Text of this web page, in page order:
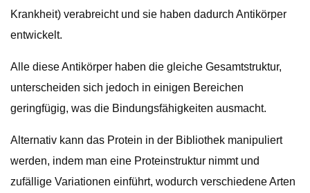
Krankheit) verabreicht und sie haben dadurch Antikörper
entwickelt.
Alle diese Antikörper haben die gleiche Gesamtstruktur,
unterscheiden sich jedoch in einigen Bereichen
geringfügig, was die Bindungsfähigkeiten ausmacht.
Alternativ kann das Protein in der Bibliothek manipuliert
werden, indem man eine Proteinstruktur nimmt und
zufällige Variationen einführt, wodurch verschiedene Arten